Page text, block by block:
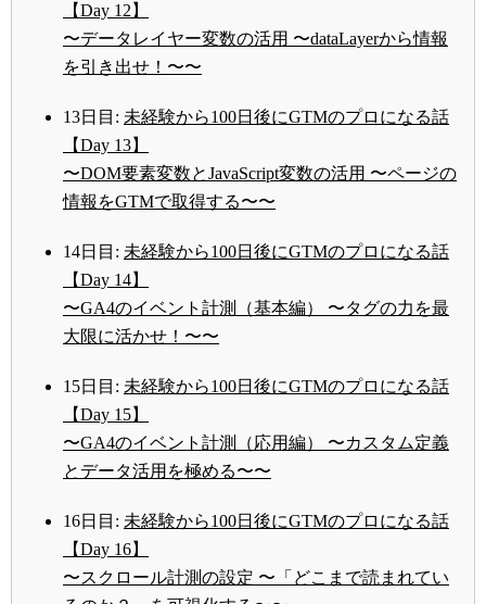
【Day 12】
〜データレイヤー変数の活用 〜dataLayerから情報
を引き出せ！〜〜
13日目: 未経験から100日後にGTMのプロになる話
【Day 13】
〜DOM要素変数とJavaScript変数の活用 〜ページの
情報をGTMで取得する〜〜
14日目: 未経験から100日後にGTMのプロになる話
【Day 14】
〜GA4のイベント計測（基本編） 〜タグの力を最
大限に活かせ！〜〜
15日目: 未経験から100日後にGTMのプロになる話
【Day 15】
〜GA4のイベント計測（応用編） 〜カスタム定義
とデータ活用を極める〜〜
16日目: 未経験から100日後にGTMのプロになる話
【Day 16】
〜スクロール計測の設定 〜「どこまで読まれてい